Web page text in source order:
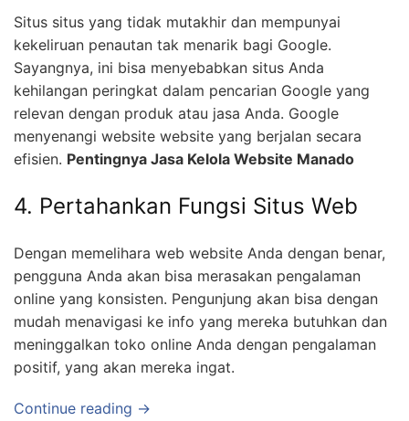
Situs situs yang tidak mutakhir dan mempunyai
kekeliruan penautan tak menarik bagi Google.
Sayangnya, ini bisa menyebabkan situs Anda
kehilangan peringkat dalam pencarian Google yang
relevan dengan produk atau jasa Anda. Google
menyenangi website website yang berjalan secara
efisien. Pentingnya Jasa Kelola Website Manado
4. Pertahankan Fungsi Situs Web
Dengan memelihara web website Anda dengan benar,
pengguna Anda akan bisa merasakan pengalaman
online yang konsisten. Pengunjung akan bisa dengan
mudah menavigasi ke info yang mereka butuhkan dan
meninggalkan toko online Anda dengan pengalaman
positif, yang akan mereka ingat.
Continue reading →